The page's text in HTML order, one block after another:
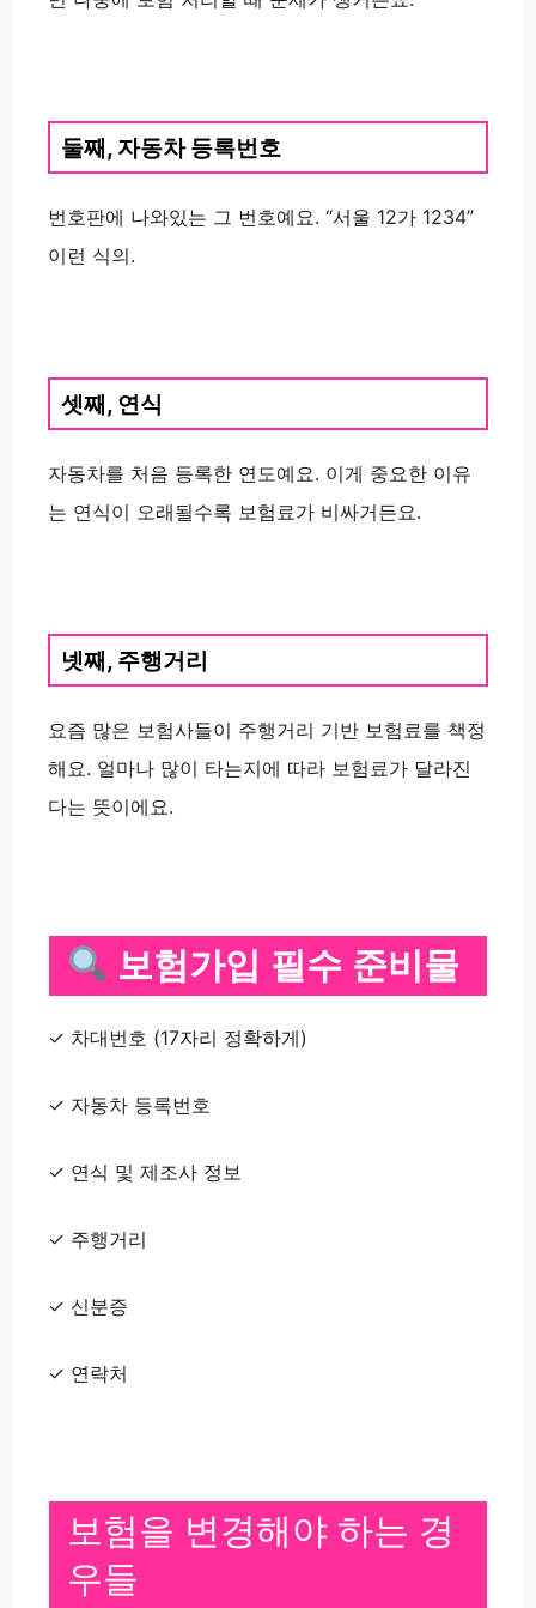
둘째,자동차 등록번호
번호판에 나와있는 그 번호예요. “서울 12가 1234”
이런 식의.
셋째, 연식
자동차를 처음 등록한 연도예요. 이게 중요한 이유
는 연식이 오래될수록 보험료가 비싸거든요.
넷째, 주행거리
요즘 많은 보험사들이 주행거리 기반 보험료를 책정
해요. 얼마나 많이 타는지에 따라 보험료가 달라진
다는 뜻이에요.
보험가입 필수 준비물
✓ 차대번호 (17자리 정확하게)
✓ 자동차 등록번호
✓ 연식 및 제조사 정보
✓ 주행거리
✓ 신분증
✓ 연락처
보험을 변경해야 하는 경
우들